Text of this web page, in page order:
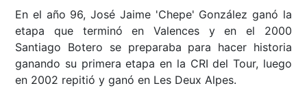
En el año 96, José Jaime 'Chepe' González ganó la
etapa que terminó en Valences y en el 2000
Santiago Botero se preparaba para hacer historia
ganando su primera etapa en la CRI del Tour, luego
en 2002 repitió y ganó en Les Deux Alpes.